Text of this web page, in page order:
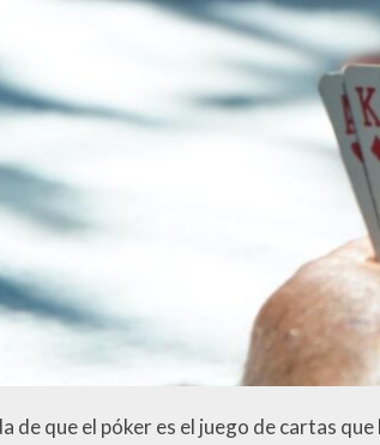
de que el póker es el juego de cartas